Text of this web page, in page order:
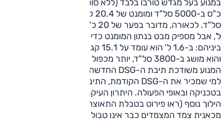
ל', אבל מספיק מבט בנתון המומנט כדי להבין את הפער העצום
למי שמכיר את ה-DSG הקודמת, התיבה החדשה דומה לה מאוד,
בטכניקה ובאופי הפעולה. היתרון העיקרי מבחינת הלקוח הוא
הילוך נוסף (ראו פירוט בטבלת התאוצה המצורפת), ומבחינה